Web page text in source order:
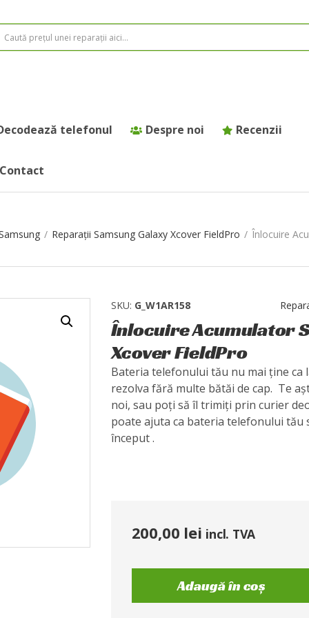
telefonul Despre noi Recenzii
Contact
/ Reparații Samsung Galaxy Xcover FieldPro / Înlocuire
SKU: G_W1AR158
Înlocuire Acumulator
Xcover FieldPro
Bateria telefonului tău nu mai ține ca
rezolva fără multe bătăi de cap. Te
noi, sau poți să îl trimiți prin curier
poate ajuta ca bateria telefonului tău
început .
200,00 lei incl. TVA
Adaugă în coș